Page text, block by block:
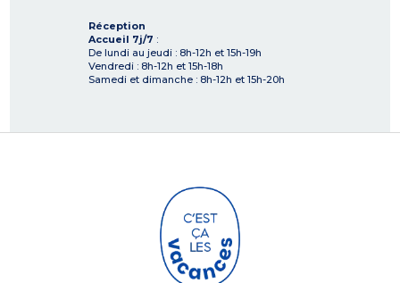
Réception
Accueil 7j/7 :
De lundi au jeudi : 8h-12h et 15h-19h
Vendredi : 8h-12h et 15h-18h
Samedi et dimanche : 8h-12h et 15h-20h